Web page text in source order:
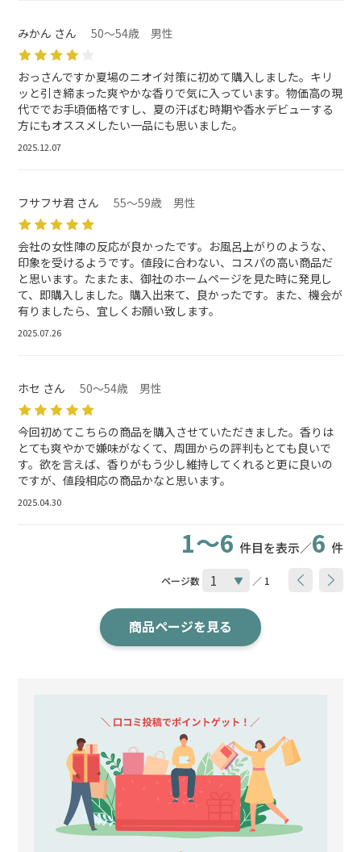
みかん さん 50～54歳 男性
おっさんですか夏場のニオイ対策に初めて購入しました。キリ
ッと引き締まった爽やかな香りで気に入っています。物価高の現
代ででお手頃価格ですし、夏の汗ばむ時期や香水デビューする
方にもオススメしたい一品にも思いました。
2025.12.07
フサフサ君 さん 55～59歳 男性
会社の女性陣の反応が良かったです。お風呂上がりのような、
印象を受けるようです。値段に合わない、コスパの高い商品だ
と思います。たまたま、御社のホームページを見た時に発見し
て、即購入しました。購入出来て、良かったです。また、機会が
有りましたら、宜しくお願い致します。
2025.07.26
ホセ さん 50～54歳 男性
今回初めてこちらの商品を購入させていただきました。香りは
とても爽やかで嫌味がなくて、周囲からの評判もとても良いで
す。欲を言えば、香りがもう少し維持してくれると更に良いの
ですが、値段相応の商品かなと思います。
2025.04.30
1～6 件目を表示／6 件
ページ数 ／ 1
商品ページを見る